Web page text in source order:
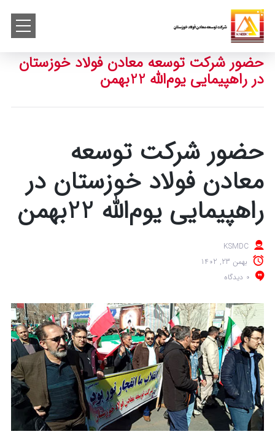
حضور شرکت توسعه معادن فولاد خوزستان
در راهپیمایی یوم‌الله 22بهمن
حضور شرکت توسعه
معادن فولاد خوزستان در
راهپیمایی یوم‌الله 22بهمن
KSMDC
بهمن 23, 1402
0 دیدگاه